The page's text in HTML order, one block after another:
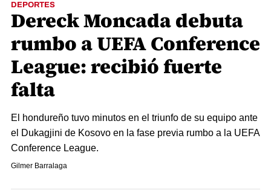
DEPORTES
Dereck Moncada debuta
rumbo a UEFA Conference
League: recibió fuerte
falta
El hondureño tuvo minutos en el triunfo de su equipo ante
el Dukagjini de Kosovo en la fase previa rumbo a la UEFA
Conference League.
Gilmer Barralaga